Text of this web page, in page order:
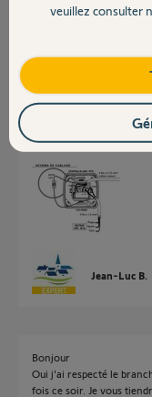
Contact
Réponses
Est-ce que vous avez
La position des fils
Bonne journée.
Jean-Luc B.
Bonjour
Oui j'ai respecté le
fois ce soir. Je vous
veuillez consulter